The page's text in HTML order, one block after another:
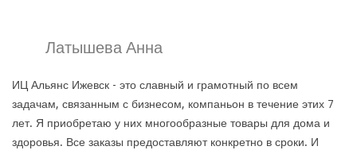
Латышева Анна
ИЦ Альянс Ижевск - это славный и грамотный по всем
задачам, связанным с бизнесом, компаньон в течение этих 7
лет. Я приобретаю у них многообразные товары для дома и
здоровья. Все заказы предоставляют конкретно в сроки. И